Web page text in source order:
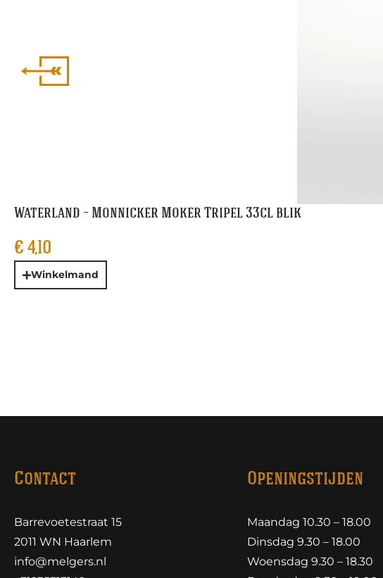
Waterland – Monnicker Moker Tripel 33cl blik
€ 4,10
Winkelmand
Contact
Barrevoetestraat 15
2011 WN Haarlem
info@melgers.nl
Openingstijden
Maandag 10.30 – 18.00
Dinsdag 9.30 – 18.00
Woensdag 9.30 – 18.30